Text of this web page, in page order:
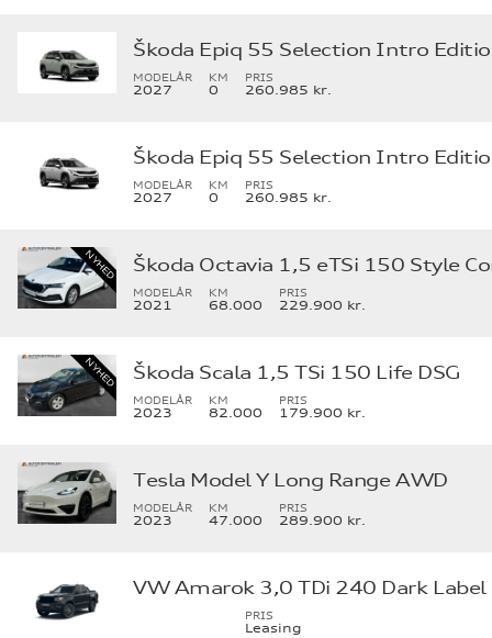
Škoda Epiq 55 Selection Intro
MODELÅR
2027
KM
0
PRIS
260.985 kr.
Škoda Epiq 55 Selection Intro
MODELÅR
2027
KM
0
PRIS
260.985 kr.
Škoda Octavia 1,5 eTSi 150 Style
MODELÅR
2021
KM
68.000
PRIS
229.900 kr.
Škoda Scala 1,5 TSi 150 Life DSG
MODELÅR
2023
KM
82.000
PRIS
179.900 kr.
Tesla Model Y Long Range AWD
MODELÅR
2023
KM
47.000
PRIS
289.900 kr.
VW Amarok 3,0 TDi 240 Dark
PRIS
Leasing